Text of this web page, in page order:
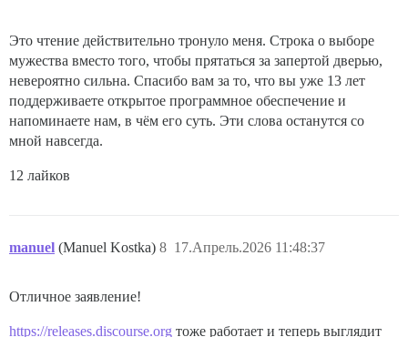
Это чтение действительно тронуло меня. Строка о выборе
мужества вместо того, чтобы прятаться за запертой дверью,
невероятно сильна. Спасибо вам за то, что вы уже 13 лет
поддерживаете открытое программное обеспечение и
напоминаете нам, в чём его суть. Эти слова останутся со
мной навсегда.
12 лайков
manuel (Manuel Kostka) 17.Апрель.2026 11:48:37
8
Отличное заявление!
https://releases.discourse.org тоже работает и теперь выглядит